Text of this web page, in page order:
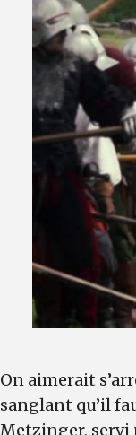
On aimerait
sanglant qu’il
Metzinger, servi